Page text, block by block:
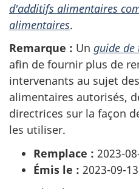
d'additifs alimentaires
alimentaires.
Remarque : Un guide
afin de fournir plus de
intervenants au sujet
alimentaires autorisés,
directrices sur la façon
les utiliser.
Remplace : 2023-
Émis le : 2023-09-13